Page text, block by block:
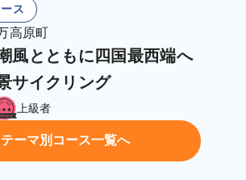
ス
高原町
風とともに四国最西端へ
サイクリング
上級者
テーマ別コース一覧へ